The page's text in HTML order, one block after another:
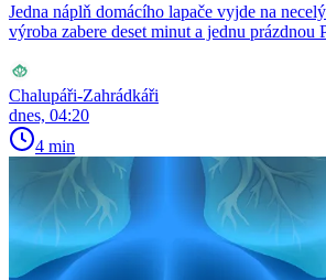
Jedna náplň domácího lapače vyjde na
výroba zabere deset minut a jednu prázdnou
Chalupáři-Zahrádkáři
dnes, 04:20
4 min